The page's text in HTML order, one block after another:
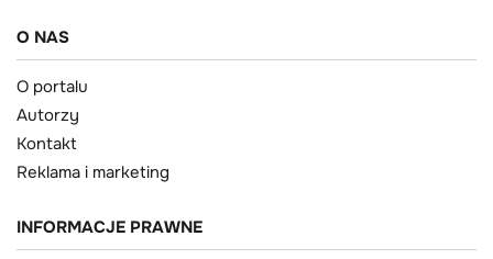
O NAS
O portalu
Autorzy
Kontakt
Reklama i marketing
INFORMACJE PRAWNE